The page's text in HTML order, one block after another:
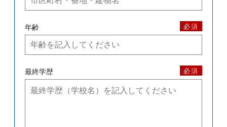
年齢 必須
最終学歴 必須